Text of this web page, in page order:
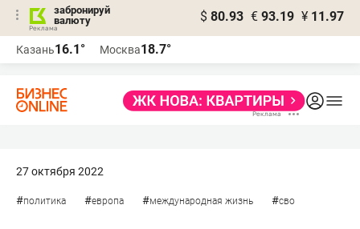
забронируй
валюту
$ 80.93 € 93.19 ¥ 11.97
Казань16.1° Москва18.7°
27 октября 2022
#политика #европа #международная жизнь #сво